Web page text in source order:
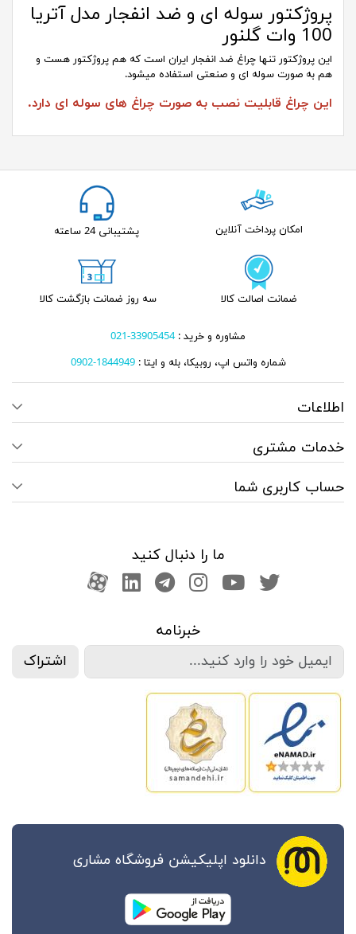
پروژکتور سوله ای و ضد انفجار مدل آتریا
100 وات گلنور
این پروژکتور تنها چراغ ضد انفجار ایران است که هم پروژکتور هست و
هم به صورت سوله ای و صنعتی استفاده میشود.
این چراغ قابلیت نصب به صورت چراغ های سوله ای دارد.
امکان پرداخت آنلاین پشتیبانی 24 ساعته
ضمانت اصالت کالا سه روز ضمانت بازگشت کالا
مشاوره و خرید :33905454-021
شماره واتس اپ، روبیکا، بله و ایتا : 1844949-0902
اطلاعات
خدمات مشتری
حساب کاربری شما
ما را دنبال کنید
صفحه تویتر
کانال یوتوب
اینستاگرام
کانال تلگرام
کانال لینکدین
آپارات
خبرنامه
اشتراک
دانلود اپلیکیشن فروشگاه مشاری